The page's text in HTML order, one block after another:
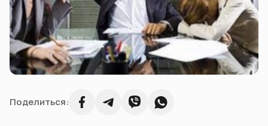
Поделиться: